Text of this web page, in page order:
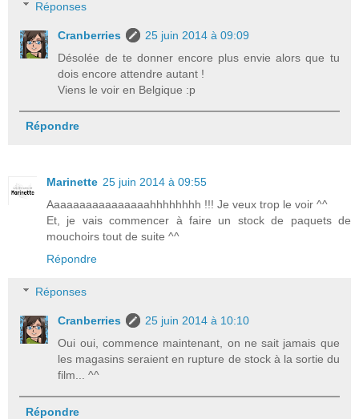
Réponses
Cranberries
25 juin 2014 à 09:09
Désolée de te donner encore plus envie alors que tu
dois encore attendre autant !
Viens le voir en Belgique :p
Répondre
Marinette 25 juin 2014 à 09:55
Aaaaaaaaaaaaaaaahhhhhhhh !!! Je veux trop le voir ^^
Et, je vais commencer à faire un stock de paquets de
mouchoirs tout de suite ^^
Répondre
Réponses
Cranberries
25 juin 2014 à 10:10
Oui oui, commence maintenant, on ne sait jamais que
les magasins seraient en rupture de stock à la sortie du
film... ^^
Répondre